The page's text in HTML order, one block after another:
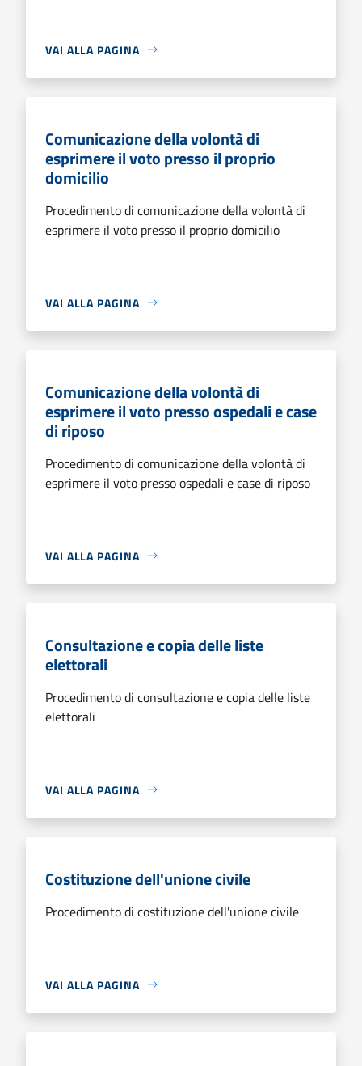
VAI ALLA PAGINA
Comunicazione della volontà di
esprimere il voto presso il proprio
domicilio
Procedimento di comunicazione della volontà di
esprimere il voto presso il proprio domicilio
VAI ALLA PAGINA
Comunicazione della volontà di
esprimere il voto presso ospedali e case
di riposo
Procedimento di comunicazione della volontà di
esprimere il voto presso ospedali e case di riposo
VAI ALLA PAGINA
Consultazione e copia delle liste
elettorali
Procedimento di consultazione e copia delle liste
elettorali
VAI ALLA PAGINA
Costituzione dell'unione civile
Procedimento di costituzione dell'unione civile
VAI ALLA PAGINA